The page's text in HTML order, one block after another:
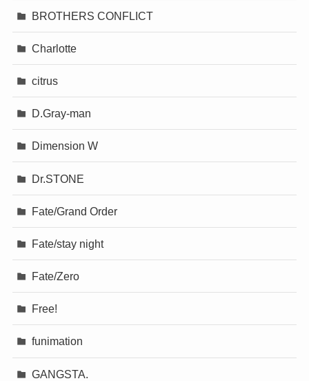
BROTHERS CONFLICT
Charlotte
citrus
D.Gray-man
Dimension W
Dr.STONE
Fate/Grand Order
Fate/stay night
Fate/Zero
Free!
funimation
GANGSTA.